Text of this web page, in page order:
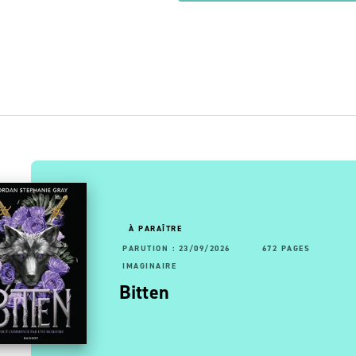
PAGES: 13/05/2026
le maître des
- Tome 7, La …
À PARAÎTRE
PARUTION : 23/09/2026
672 PAGES
IMAGINAIRE
Bitten